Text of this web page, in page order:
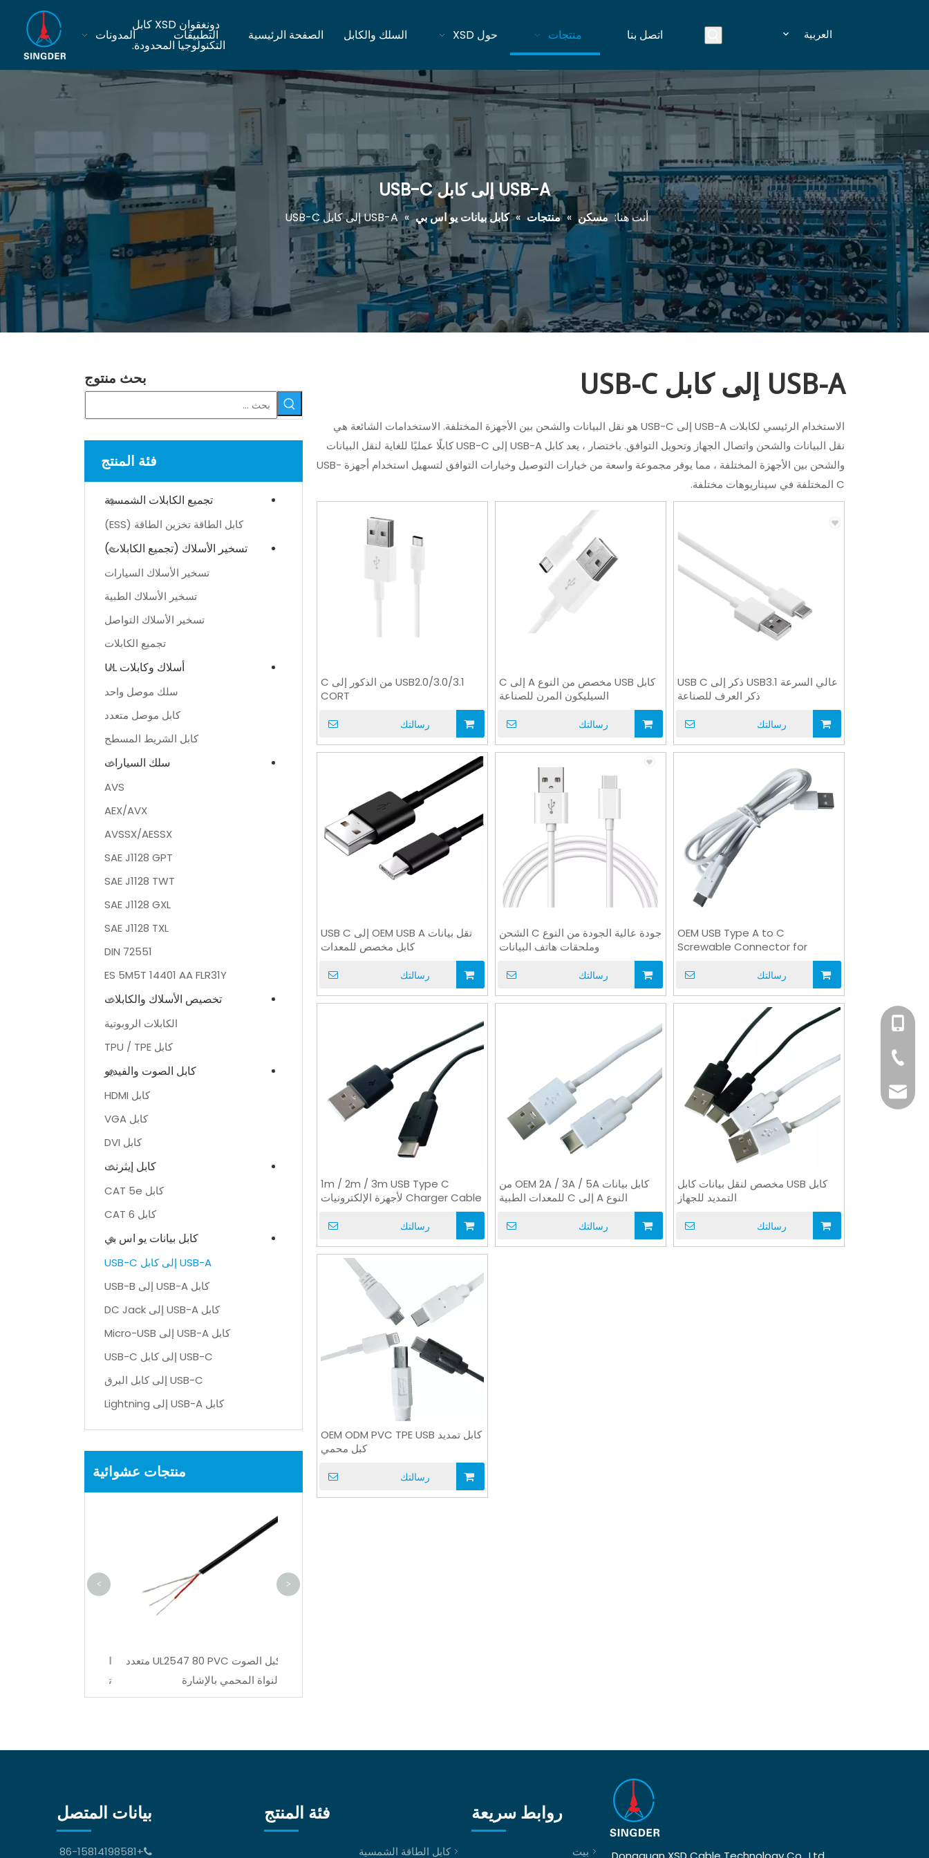
دونغقوان XSD كابل
التكنولوجيا المحدودة.
اتصل بنا منتجات حول XSD السلك والكابل الصفحة الرئيسية التطبيقات المدونات العربية
USB-A إلى كابل USB-C
أنت هنا: مسكن » منتجات » كابل بيانات يو اس بي » USB-A إلى كابل USB-C
بحث منتوج
فئة المنتج
تجميع الكابلات الشمسية
كابل الطاقة تخزين الطاقة (ESS)
تسخير الأسلاك (تجميع الكابلات)
تسخير الأسلاك السيارات
تسخير الأسلاك الطبية
تسخير الأسلاك التواصل
تجميع الكابلات
أسلاك وكابلات UL
سلك موصل واحد
كابل موصل متعدد
كابل الشريط المسطح
سلك السيارات
AVS
AEX/AVX
AVSSX/AESSX
SAE J1128 GPT
SAE J1128 TWT
SAE J1128 GXL
SAE J1128 TXL
DIN 72551
ES 5M5T 14401 AA FLR31Y
تخصيص الأسلاك والكابلات
الكابلات الروبوتية
كابل TPU / TPE
كابل الصوت والفيديو
كابل HDMI
كابل VGA
كابل DVI
كابل إيثرنت
كابل CAT 5e
كابل CAT 6
كابل بيانات يو اس بي
USB-A إلى كابل USB-C
كابل USB-A إلى USB-B
كابل USB-A إلى DC Jack
كابل USB-A إلى Micro-USB
USB-C إلى كابل USB-C
USB-C إلى كابل البرق
كابل USB-A إلى Lightning
منتجات عشوائية
كبل الصوت UL2547 80 PVC متعدد
النواة المحمي بالإشارة
< >
USB-A إلى كابل USB-C
الاستخدام الرئيسي لكابلات USB-A إلى USB-C هو نقل البيانات والشحن بين الأجهزة المختلفة. الاستخدامات الشائعة هي
نقل البيانات والشحن واتصال الجهاز وتحويل التوافق. باختصار ، يعد كابل USB-A إلى USB-C كابلًا عمليًا للغاية لنقل البيانات
والشحن بين الأجهزة المختلفة ، مما يوفر مجموعة واسعة من خيارات التوصيل وخيارات التوافق لتسهيل استخدام أجهزة USB-
C المختلفة في سيناريوهات مختلفة.
USB2.0/3.0/3.1 من الذكور إلى C
CORT
رسالتك
كابل USB مخصص من النوع A إلى C
السيليكون المرن للصناعة
رسالتك
عالي السرعة USB3.1 ذكر إلى USB C
ذكر العرف للصناعة
رسالتك
نقل بيانات OEM USB A إلى USB C
كابل مخصص للمعدات
رسالتك
جودة عالية الجودة من النوع C الشحن
وملحقات هاتف البيانات
رسالتك
OEM USB Type A to C
Screwable Connector for
رسالتك
1m / 2m / 3m USB Type C
Charger Cable لأجهزة الإلكترونيات
رسالتك
كابل بيانات OEM 2A / 3A / 5A من
النوع A إلى C للمعدات الطبية
رسالتك
كابل USB مخصص لنقل بيانات كابل
التمديد للجهاز
رسالتك
كابل تمديد OEM ODM PVC TPE USB
كبل محمي
رسالتك
روابط سريعة
بيت
فئة المنتج
كابل الطاقة الشمسية
بيانات المتصل

+86-15814198581
+86-15814198581
+86-769-